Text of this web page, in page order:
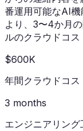
番運用可能なAI
より、3〜4か月
ルのクラウドコス
$600K
年間クラウドコス
3 months
エンジニアリン